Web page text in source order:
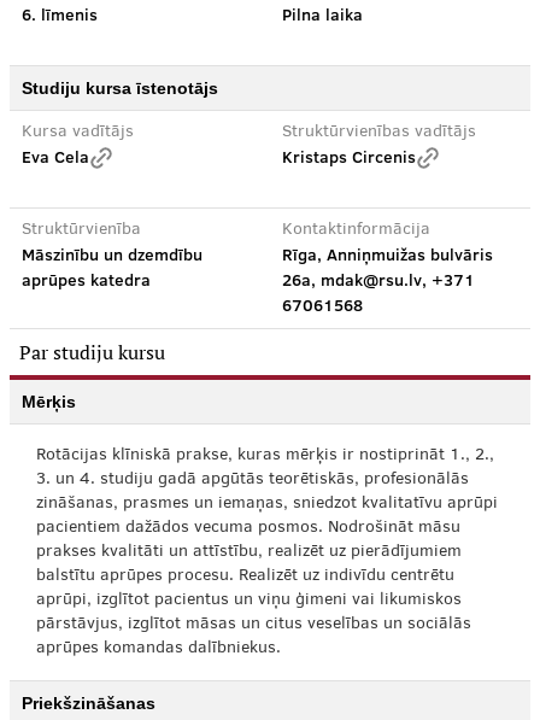
6. līmenis Pilna laika
Studiju kursa īstenotājs
Kursa vadītājs
Eva Cela
Struktūrvienības vadītājs
Kristaps Circenis
Struktūrvienība
Māszinību un dzemdību
aprūpes katedra
Kontaktinformācija
Rīga, Anniņmuižas bulvāris
26a, mdak@rsu.lv, +371
67061568
Par studiju kursu
Mērķis
Rotācijas klīniskā prakse, kuras mērķis ir nostiprināt 1., 2.,
3. un 4. studiju gadā apgūtās teorētiskās, profesionālās
zināšanas, prasmes un iemaņas, sniedzot kvalitatīvu aprūpi
pacientiem dažādos vecuma posmos. Nodrošināt māsu
prakses kvalitāti un attīstību, realizēt uz pierādījumiem
balstītu aprūpes procesu. Realizēt uz indivīdu centrētu
aprūpi, izglītot pacientus un viņu ģimeni vai likumiskos
pārstāvjus, izglītot māsas un citus veselības un sociālās
aprūpes komandas dalībniekus.
Priekšzināšanas